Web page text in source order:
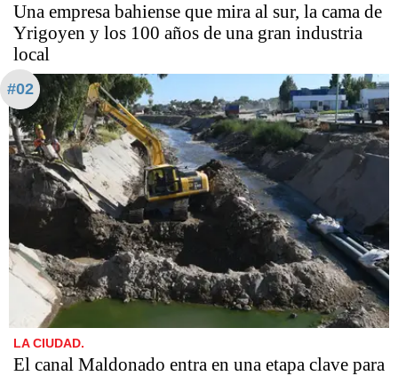
Una empresa bahiense que mira al sur, la cama de
Yrigoyen y los 100 años de una gran industria
local
#02
LA CIUDAD.
El canal Maldonado entra en una etapa clave para